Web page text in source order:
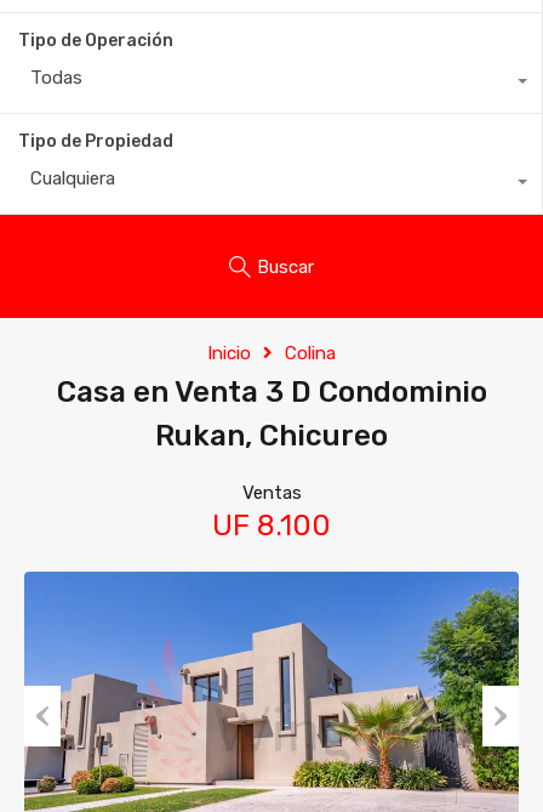
Tipo de Operación
Todas
Tipo de Propiedad
Cualquiera
Buscar
Inicio Colina
Casa en Venta 3 D Condominio
Rukan, Chicureo
Ventas
UF 8.100
Previous Next